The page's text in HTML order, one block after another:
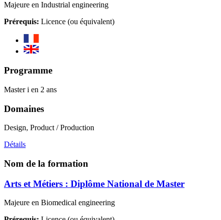
Majeure en Industrial engineering
Prérequis: Licence (ou équivalent)
Programme
Master i en 2 ans
Domaines
Design, Product / Production
Détails
Nom de la formation
Arts et Métiers : Diplôme National de Master
Majeure en Biomedical engineering